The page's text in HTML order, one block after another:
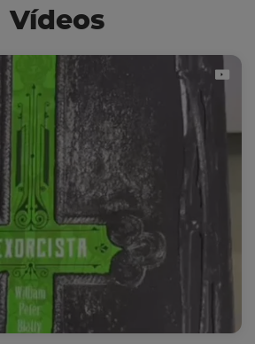
Vídeos